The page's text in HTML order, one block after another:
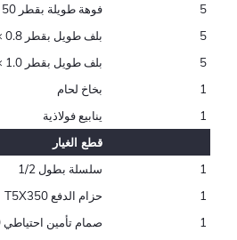
5
فوهة طويلة بقطر 50 مم
5
بلف طويل بقطر 0.8 × 25 مم
5
بلف طويل بقطر 1.0 × 28 مم
1
بخاخ لحام
1
ينابيع فولاذية
قطع الغيار
1
سلسلة بطول 1/2
1
حزام الدفع T5X350
1
صمام تأمين احتياطي 10 أمبير بطيء